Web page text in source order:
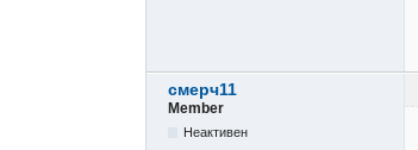
смерч11
Member
Неактивен